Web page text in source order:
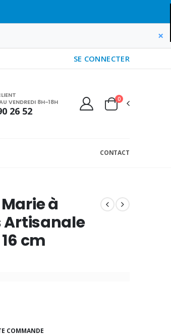
×
SE CONNECTER
VENDREDI 8H-18H
26 52
0
CONTACT
à
Artisanale
cm
COMMANDE